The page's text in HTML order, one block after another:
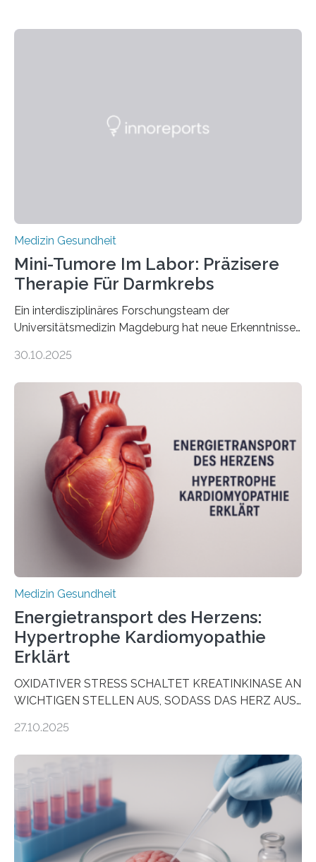
Medizin Gesundheit
Mini-Tumore Im Labor: Präzisere
Therapie Für Darmkrebs
Ein interdisziplinäres Forschungsteam der
Universitätsmedizin Magdeburg hat neue Erkenntnisse
behandelt werden kann. In ihrer aktuellen Studie,
Oncology, zeigen die Forschenden, dass Mini-Tumore
aus Gewebe von Patientinnen und Patienten –
sogenannte Organoide – genutzt werden können, um
vorab zu prüfen, welche Medikamente am besten
wirken. Dabei wurde ein Eiweiß identifiziert, das künftig
als Biomarker für die Wahl der passenden Therapie
dienen könnte. Darmkrebs zählt weltweit zu den
häufigsten Krebsarten und stellt…
30.10.2025
Medizin Gesundheit
Energietransport des Herzens:
Hypertrophe Kardiomyopathie
Erklärt
OXIDATIVER STRESS SCHALTET KREATINKINASE AN
WICHTIGEN STELLEN AUS, SODASS DAS HERZ AUS
aus dem Deutschen Zentrum für Herzinsuffizienz
im Journal Circulation, warum der Energietransport bei
der Hypertrophen Kardiomyopathie (HCM) versagen
kann und wie sich durch eine Verringerung der
Herzbelastung und des oxidativen Stresses
Rhythmusstörungen reduzieren lassen. Würzburg. Die
hypertrophe Kardiomyopathie (HCM) ist die häufigste
27.10.2025